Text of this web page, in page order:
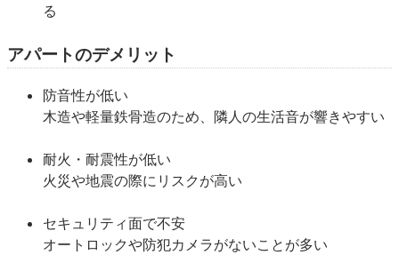
る
アパートのデメリット
防音性が低い
木造や軽量鉄骨造のため、隣人の生活音が響きやすい
耐火・耐震性が低い
火災や地震の際にリスクが高い
セキュリティ面で不安
オートロックや防犯カメラがないことが多い